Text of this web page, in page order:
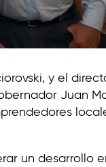
y el
Juan
un desarrollo